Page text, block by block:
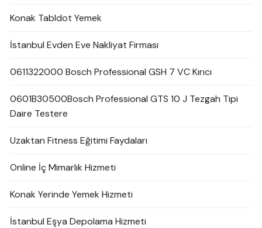
Konak Tabldot Yemek
İstanbul Evden Eve Nakliyat Firması
0611322000 Bosch Professional GSH 7 VC Kırıcı
0601B30500Bosch Professional GTS 10 J Tezgah Tipi
Daire Testere
Uzaktan Fitness Eğitimi Faydaları
Online İç Mimarlık Hizmeti
Konak Yerinde Yemek Hizmeti
İstanbul Eşya Depolama Hizmeti